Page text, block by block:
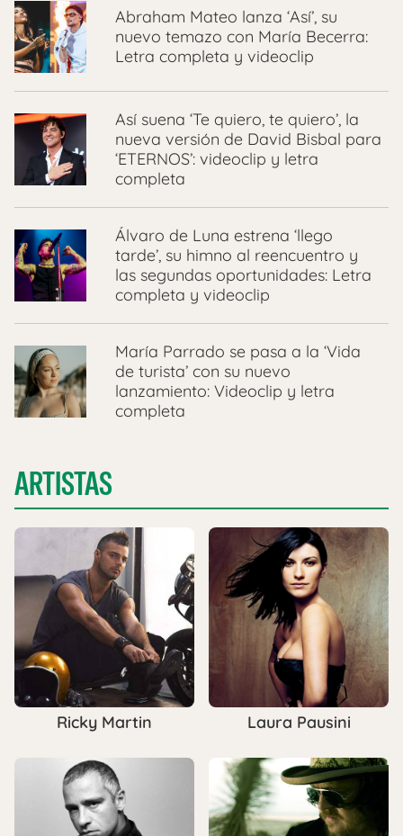
Abraham Mateo lanza ‘Así’, su
nuevo temazo con María Becerra:
Letra completa y videoclip
Así suena ‘Te quiero, te quiero’, la
nueva versión de David Bisbal para
‘ETERNOS’: videoclip y letra
completa
Álvaro de Luna estrena ‘llego
tarde’, su himno al reencuentro y
las segundas oportunidades: Letra
completa y videoclip
María Parrado se pasa a la ‘Vida
de turista’ con su nuevo
lanzamiento: Videoclip y letra
completa
ARTISTAS
Ricky Martin Laura Pausini